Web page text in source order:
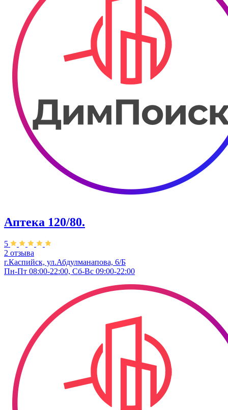
Аптека 120/80.
5
2 отзыва
г.Каспийск, ул.Абдулманапова, 6/Б
Пн-Пт 08:00-22:00, Сб-Вс 09:00-22:00